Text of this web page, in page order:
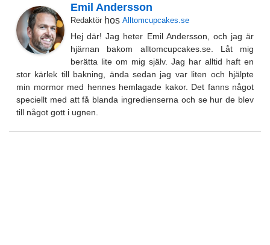
Emil Andersson
Redaktör hos Alltomcupcakes.se
Hej där! Jag heter Emil Andersson, och jag är
hjärnan bakom alltomcupcakes.se. Låt mig
berätta lite om mig själv. Jag har alltid haft en
stor kärlek till bakning, ända sedan jag var liten och hjälpte
min mormor med hennes hemlagade kakor. Det fanns något
speciellt med att få blanda ingredienserna och se hur de blev
till något gott i ugnen.